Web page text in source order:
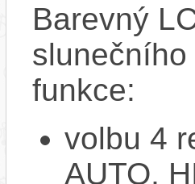
Barevný
funkce:
volbu 4
AUTO,